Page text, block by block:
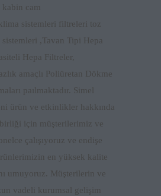
cam
sistemleri filtreleri toz
,Tavan Tipi Hepa
Hepa Filtreler,
amaçlı Poliüretan Dökme
paılmaktadır. Simel
ürün ve etkinlikler hakkında
için müşterilerimiz ve
çalışıyoruz ve endişe
en yüksek kalite
umuyoruz. Müşterilerin ve
vadeli kurumsal gelişim